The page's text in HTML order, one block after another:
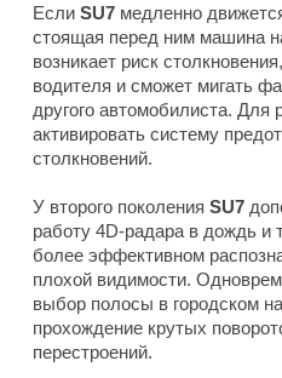
Если SU7 медленно
стоящая перед ним машина
возникает риск
водителя и сможет мигать
другого автомобилиста.
активировать систему
столкновений.
У второго поколения SU7
работу 4D-радара в дождь и
более эффективном
плохой видимости.
выбор полосы в городском
прохождение крутых
перестроений.